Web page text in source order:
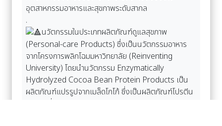
อุตสาหกรรมอาหารและสุขภาพระดับสากล
.
นวัตกรรมในประเภทผลิตภัณฑ์ดูแลสุขภาพ
(Personal-care Products) ซึ่งเป็นนวัตกรรมอาหาร
จากโครงการพลิกโฉมมหาวิทยาลัย (Reinventing
University) โดยนำนวัตกรรม Enzymatically
Hydrolyzed Cocoa Bean Protein Products เป็น
ผลิตภัณฑ์แปรรูปจากเมล็ดโกโก้ ซึ่งเป็นผลิตภัณฑ์โปรตีน